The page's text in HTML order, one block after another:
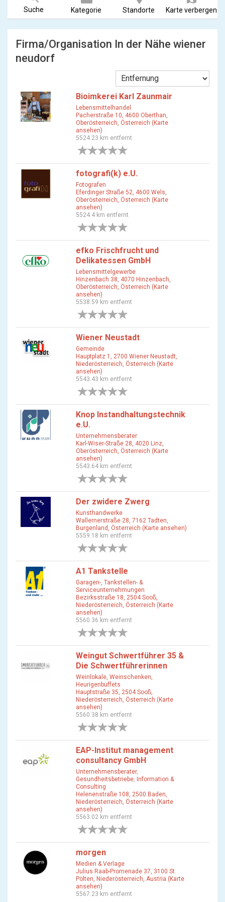
Suche Kategorie Standorte Karte verbergen
Firma/Organisation In der Nähe wiener
neudorf
Bioimkerei Karl Zaunmair
Lebensmittelhandel
Pacherstraße 10, 4600 Oberthan,
Oberösterreich, Österreich (Karte
ansehen)
5524.23 km entfernt
fotografi(k) e.U.
Fotografen
Eferdinger Straße 52, 4600 Wels,
Oberösterreich, Österreich (Karte
ansehen)
5524.4 km entfernt
efko Frischfrucht und
Delikatessen GmbH
Lebensmittelgewerbe
Hinzenbach 38, 4070 Hinzenbach,
Oberösterreich, Österreich (Karte
ansehen)
5538.59 km entfernt
Wiener Neustadt
Gemeinde
Hauptplatz 1, 2700 Wiener Neustadt,
Niederösterreich, Österreich (Karte
ansehen)
5543.43 km entfernt
Knop Instandhaltungstechnik
e.U.
Unternehmensberater
Karl-Wiser-Straße 28, 4020 Linz,
Oberösterreich, Österreich (Karte
ansehen)
5543.64 km entfernt
Der zwidere Zwerg
Kunsthandwerke
Wallernerstraße 28, 7162 Tadten,
Burgenland, Österreich (Karte ansehen)
5559.18 km entfernt
A1 Tankstelle
Garagen-, Tankstellen- &
Serviceunternehmungen
Bezirksstraße 18, 2504 Sooß,
Niederösterreich, Österreich (Karte
ansehen)
5560.36 km entfernt
Weingut Schwertführer 35 &
Die Schwertführerinnen
Weinlokale, Weinschenken,
Heurigenbuffets
Hauptstraße 35, 2504 Sooß,
Niederösterreich, Österreich (Karte
ansehen)
5560.38 km entfernt
EAP-Institut management
consultancy GmbH
Unternehmensberater,
Gesundheitsbetriebe, Information &
Consulting
Helenenstraße 108, 2500 Baden,
Niederösterreich, Österreich (Karte
ansehen)
5563.02 km entfernt
morgen
Medien & Verlage
Julius Raab-Promenade 37, 3100 St.
Pölten, Niederösterreich, Austria (Karte
ansehen)
5567.23 km entfernt